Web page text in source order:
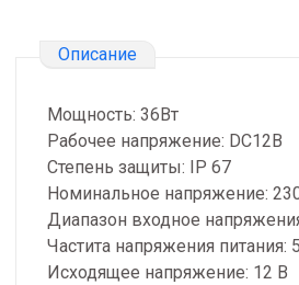
Описание
Мощность: 36Вт
Рабочее напряжение: DC12B
Степень защиты: IP 67
Номинальное напряжение:
Диапазон входное
Частита напряжения питания:
Исходящее напряжение: 12 В